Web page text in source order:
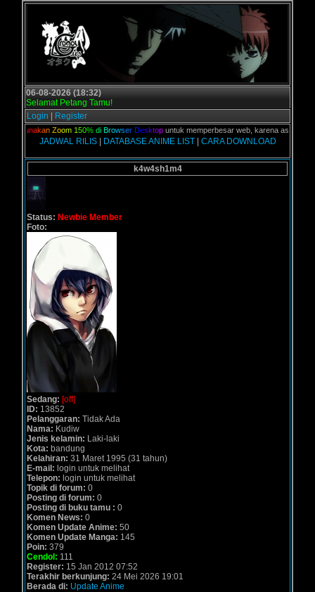
06-08-2026 (18:32)
Selamat Petang Tamu!
Login
Register
kan Zoom 150 % di Bro wser Desktopuntuk memperbesar web, karena aslinya web
JADWAL RILIS| DATABASE ANIME LIST| CARA DOWNLOAD
k4w4sh1m4
Status: Newbie Member
Foto:
Sedang: [off]
ID: 13852
Pelanggaran: Tidak Ada
Nama: Kudiw
Jenis kelamin: Laki-laki
Kota: bandung
Kelahiran: 31 Maret 1995 (31 tahun)
E-mail: login untuk melihat
Telepon: login untuk melihat
Topik di forum: 0
Posting di forum: 0
Posting di buku tamu : 0
Komen News: 0
Komen Update Anime: 50
Komen Update Manga: 145
Poin: 379
Cendol: 111
Register: 15 Jan 2012 07:52
Terakhir berkunjung: 24 Mei 2026 19:01
Berada di: Update Anime